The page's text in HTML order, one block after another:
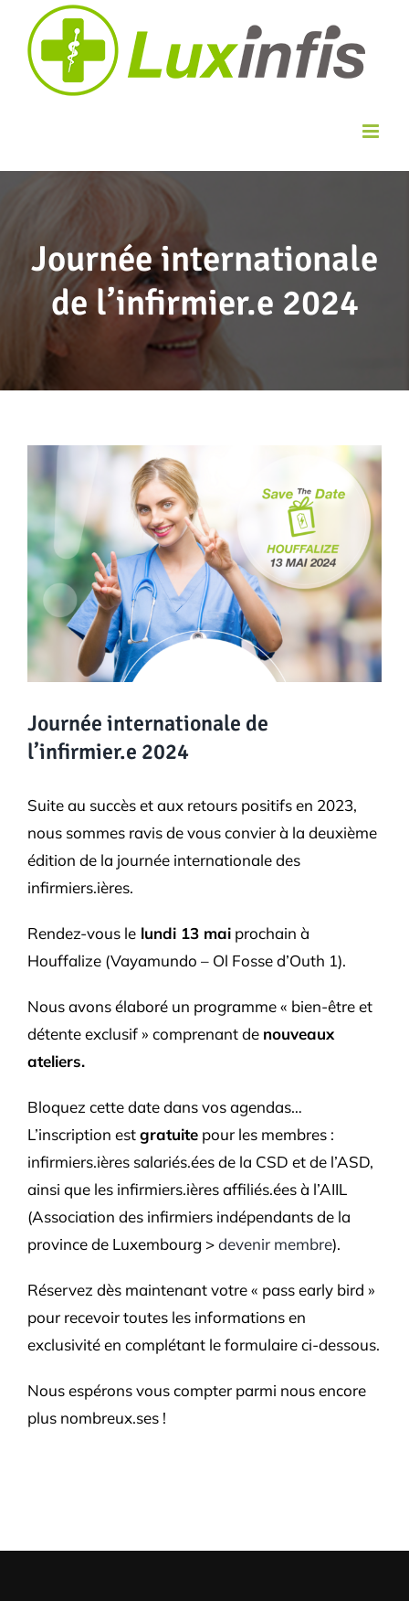
content
Journée internationale
de l’infirmier.e 2024
Larger
Image
Journée internationale de
l’infirmier.e 2024
Suite au succès et aux retours positifs en 2023,
nous sommes ravis de vous convier à la deuxième
édition de la journée internationale des
infirmiers.ières.
Rendez-vous le lundi 13 mai prochain à
Houffalize (Vayamundo – Ol Fosse d’Outh 1).
Nous avons élaboré un programme « bien-être et
détente exclusif » comprenant de nouveaux
ateliers.
Bloquez cette date dans vos agendas…
L’inscription estgratuite pour les membres :
infirmiers.ières salariés.ées de la CSD et de l’ASD,
ainsi que les infirmiers.ières affiliés.ées à l’AIIL
(Association des infirmiers indépendants de la
province de Luxembourg >devenir membre).
Réservez dès maintenant votre « pass early bird »
pour recevoir toutes les informations en
exclusivité en complétant le formulaire ci-dessous.
Nous espérons vous compter parmi nous encore
plus nombreux.ses !